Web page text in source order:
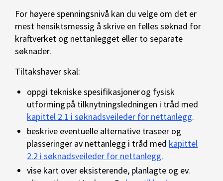
For høyere spenningsnivå kan du velge om det er
mest hensiktsmessig å skrive en felles søknad for
kraftverket og nettanlegget eller to separate
søknader.
Tiltakshaver skal:
oppgi tekniske spesifikasjoner og fysisk
utforming på tilknytningsledningen i tråd med
kapittel 2.1 i søknadsveileder for nettanlegg.
beskrive eventuelle alternative traseer og
plasseringer av nettanlegg i tråd med kapittel
2.2 i søknadsveileder for nettanlegg.
vise kart over eksisterende, planlagte og ev.